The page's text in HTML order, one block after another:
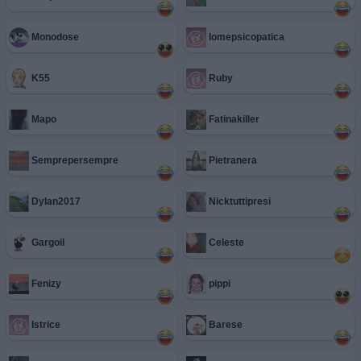
Monodose Iomepsicopatica
K55 Ruby
Mapo Fatinakiller
Semprepersempre Pietranera
Dylan2017 Nicktuttipresi
Gargoil Celeste
Fenizy pippi
Istrice Barese